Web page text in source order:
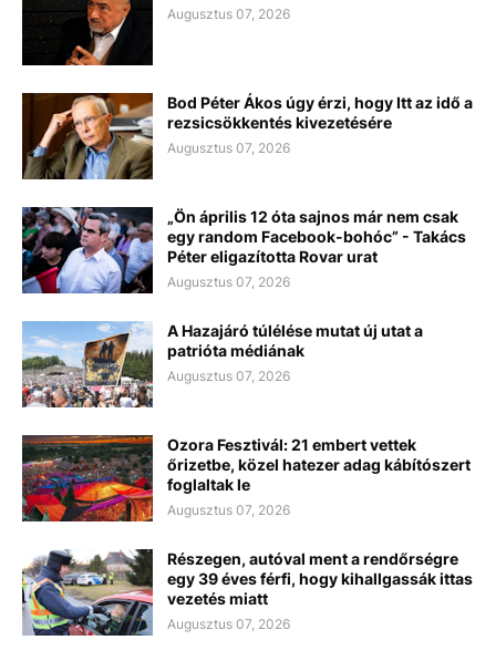
Augusztus 07, 2026
Bod Péter Ákos úgy érzi, hogy Itt az idő a
rezsicsökkentés kivezetésére
Augusztus 07, 2026
„Ön április 12 óta sajnos már nem csak
egy random Facebook-bohóc” - Takács
Péter eligazította Rovar urat
Augusztus 07, 2026
A Hazajáró túlélése mutat új utat a
patrióta médiának
Augusztus 07, 2026
Ozora Fesztivál: 21 embert vettek
őrizetbe, közel hatezer adag kábítószert
foglaltak le
Augusztus 07, 2026
Részegen, autóval ment a rendőrségre
egy 39 éves férfi, hogy kihallgassák ittas
vezetés miatt
Augusztus 07, 2026